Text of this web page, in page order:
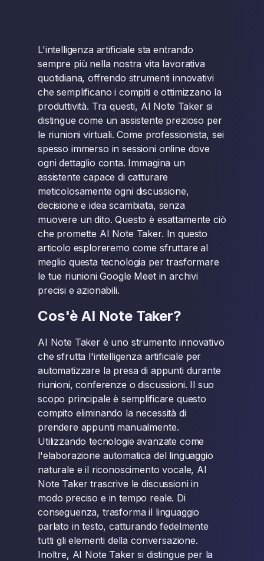
L'intelligenza artificiale sta entrando
sempre più nella nostra vita lavorativa
quotidiana, offrendo strumenti innovativi
che semplificano i compiti e ottimizzano la
produttività. Tra questi, AI Note Taker si
distingue come un assistente prezioso per
le riunioni virtuali. Come professionista, sei
spesso immerso in sessioni online dove
ogni dettaglio conta. Immagina un
assistente capace di catturare
meticolosamente ogni discussione,
decisione e idea scambiata, senza
muovere un dito. Questo è esattamente ciò
che promette AI Note Taker. In questo
articolo esploreremo come sfruttare al
meglio questa tecnologia per trasformare
le tue riunioni Google Meet in archivi
precisi e azionabili.
Cos'è AI Note Taker?
AI Note Taker è uno strumento innovativo
che sfrutta l'intelligenza artificiale per
automatizzare la presa di appunti durante
riunioni, conferenze o discussioni. Il suo
scopo principale è semplificare questo
compito eliminando la necessità di
prendere appunti manualmente.
Utilizzando tecnologie avanzate come
l'elaborazione automatica del linguaggio
naturale e il riconoscimento vocale, AI
Note Taker trascrive le discussioni in
modo preciso e in tempo reale. Di
conseguenza, trasforma il linguaggio
parlato in testo, catturando fedelmente
tutti gli elementi della conversazione.
Inoltre, AI Note Taker si distingue per la